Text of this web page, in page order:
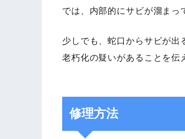
では、内部的にサビが溜まっ
少しでも、蛇口からサビが
老朽化の疑いがあることを伝
修理方法